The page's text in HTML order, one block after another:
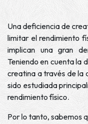
Una deficiencia de
limitar el rendimiento
implican una gran
Teniendo en cuenta la
creatina a través de la
sido estudiada
rendimiento físico.
Por lo tanto, sabemos